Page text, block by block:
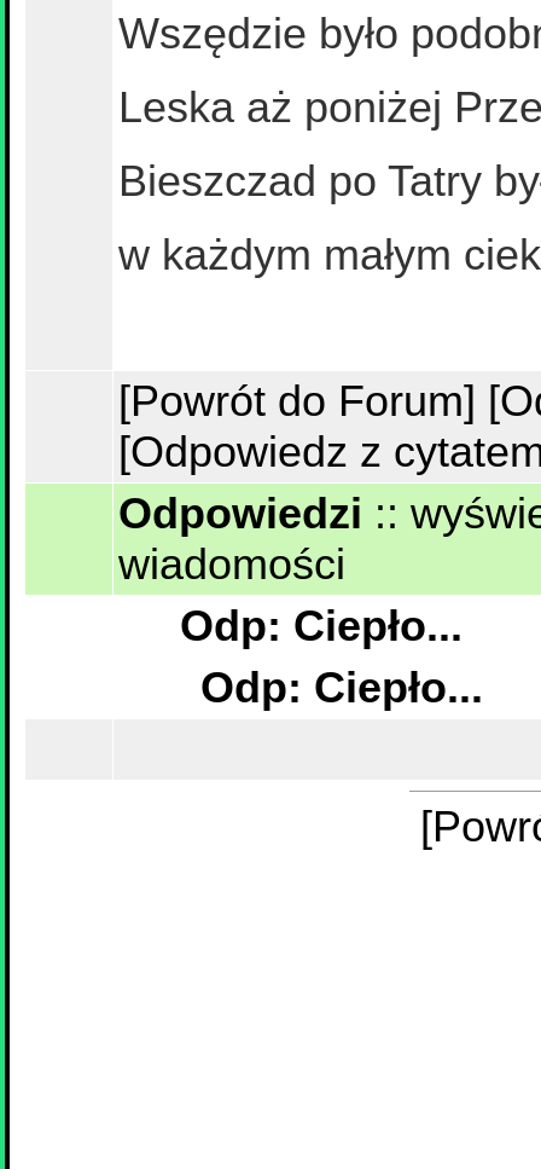
Wszędzie było
Leska aż poniżej
Bieszczad po Tatry
w każdym małym
[Powrót do Forum]
[Odpowiedz z
Odpowiedzi ::
wiadomości
Odp: Ciepło...
Odp: Ciepło...